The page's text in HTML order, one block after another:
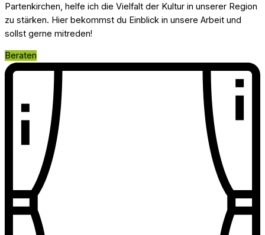
Partenkirchen, helfe ich die Vielfalt der Kultur in unserer Region
zu stärken. Hier bekommst du Einblick in unsere Arbeit und
sollst gerne mitreden!
Beraten